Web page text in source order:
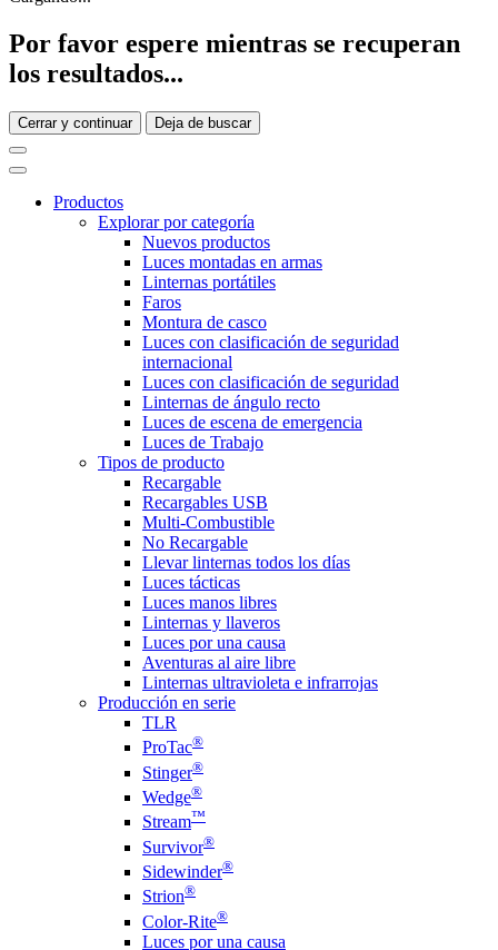
Por favor espere mientras se recuperan
los resultados...
Cerrar y continuar Deja de buscar
Productos
Explorar por categoría
Nuevos productos
Luces montadas en armas
Linternas portátiles
Faros
Montura de casco
Luces con clasificación de seguridad
internacional
Luces con clasificación de seguridad
Linternas de ángulo recto
Luces de escena de emergencia
Luces de Trabajo
Tipos de producto
Recargable
Recargables USB
Multi-Combustible
No Recargable
Llevar linternas todos los días
Luces tácticas
Luces manos libres
Linternas y llaveros
Luces por una causa
Aventuras al aire libre
Linternas ultravioleta e infrarrojas
Producción en serie
TLR
ProTac®
Stinger®
Wedge®
Stream™
Survivor®
Sidewinder®
Strion®
Color-Rite®
Luces por una causa